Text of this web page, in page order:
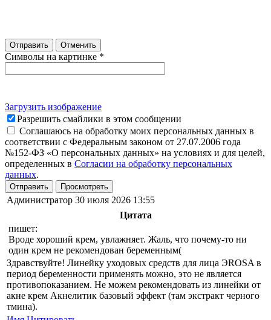
Отправить Отменить
Символы на картинке *
Загрузить изображение
Разрешить смайлики в этом сообщении
Соглашаюсь на обработку моих персональных данных в
соответствии с Федеральным законом от 27.07.2006 года
№152-ФЗ «О персональных данных» на условиях и для целей,
определенных в Согласии на обработку персональных
данных.
Отправить Просмотреть
Администратор 30 июля 2026 13:55
Цитата
пишет:
Вроде хороший крем, увлажняет. Жаль, что почему-то ни
один крем не рекомендован беременным(
Здравствуйте! Линейку уходовых средств для лица ЭROSA в
период беременности применять можно, это не является
противопоказанием. Не можем рекомендовать из линейки от
акне крем Акнелитик базовый эффект (там экстракт черного
тмина).